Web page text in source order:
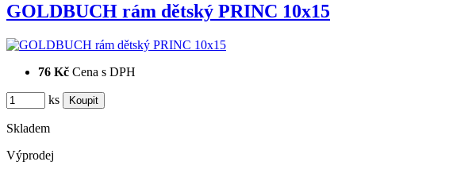
GOLDBUCH rám dětský PRINC 10x15
76 Kč Cena s DPH
ks
Skladem
Výprodej